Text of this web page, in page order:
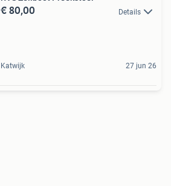
€ 80,00 Details
Katwijk 27 jun 26